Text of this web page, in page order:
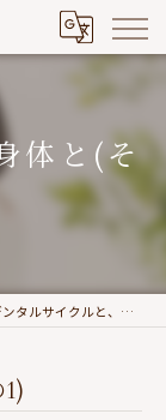
体と(そ
タルサイクルと、身体と(その1)